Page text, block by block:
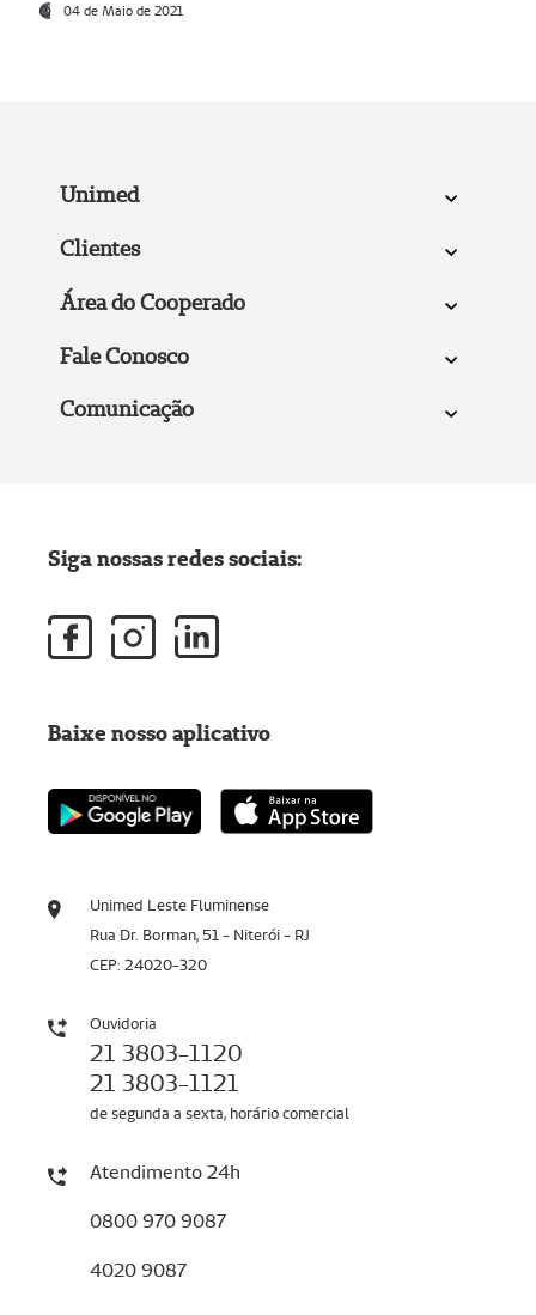
04 de Maio de 2021
Unimed
Clientes
Área do Cooperado
Fale Conosco
Comunicação
Unimed Leste Fluminense
Rua Dr. Borman, 51 - Niterói - RJ
CEP: 24020-320
Ouvidoria
21 3803-1120
21 3803-1121
de segunda a sexta, horário comercial
Atendimento 24h
0800 970 9087
4020 9087
Siga nossas redes sociais:
Baixe nosso aplicativo